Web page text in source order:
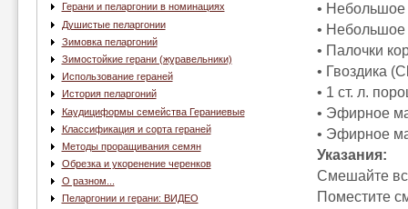
Герани и пеларгонии в номинациях
Душистые пеларгонии
Зимовка пеларгоний
Зимостойкие герани (журавельники)
Использование гераней
История пеларгоний
Каудициформы семейства Гераниевые
Классификация и сорта гераней
Методы проращивания семян
Обрезка и укоренение черенков
О разном...
Пеларгонии и герани: ВИДЕО
• Небольшое
• Небольшое
• Палочки
• Гвоздика
• 1 ст. л.
• Эфирное
• Эфирное
Указания:
Смешайте
Поместите